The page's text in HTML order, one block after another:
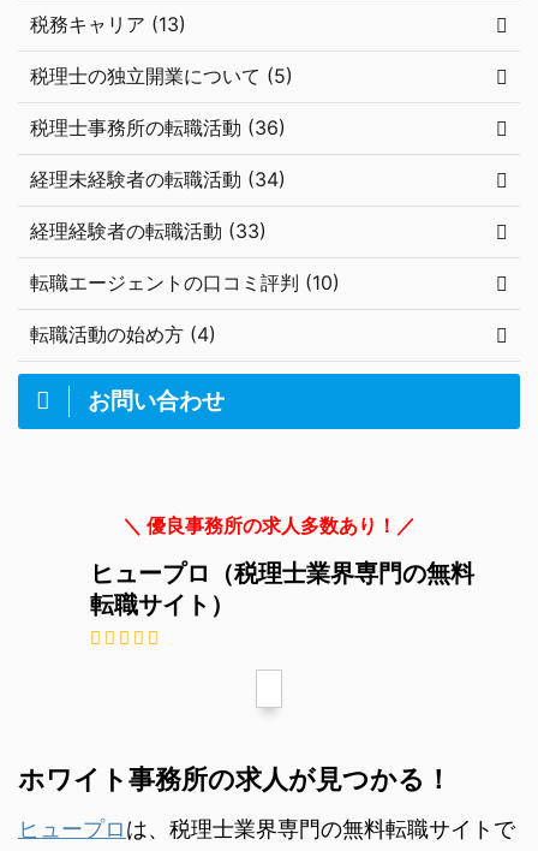
税務キャリア (13)
税理士の独立開業について (5)
税理士事務所の転職活動 (36)
経理未経験者の転職活動 (34)
経理経験者の転職活動 (33)
転職エージェントの口コミ評判 (10)
転職活動の始め方 (4)
お問い合わせ
＼ 優良事務所の求人多数あり！／
ヒュープロ（税理士業界専門の無料
転職サイト）
ホワイト事務所の求人が見つかる！
ヒュープロは、税理士業界専門の無料転職サイトで